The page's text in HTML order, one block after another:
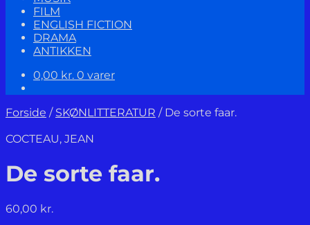
FILM
ENGLISH FICTION
DRAMA
ANTIKKEN
0,00 kr. 0 varer
Forside / SKØNLITTERATUR / De sorte faar.
COCTEAU, JEAN
De sorte faar.
60,00 kr.